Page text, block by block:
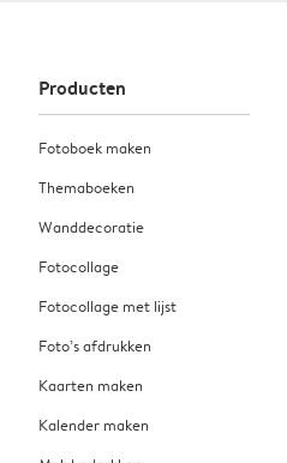
Producten
Fotoboek maken
Themaboeken
Wanddecoratie
Fotocollage
Fotocollage met lijst
Foto’s afdrukken
Kaarten maken
Kalender maken